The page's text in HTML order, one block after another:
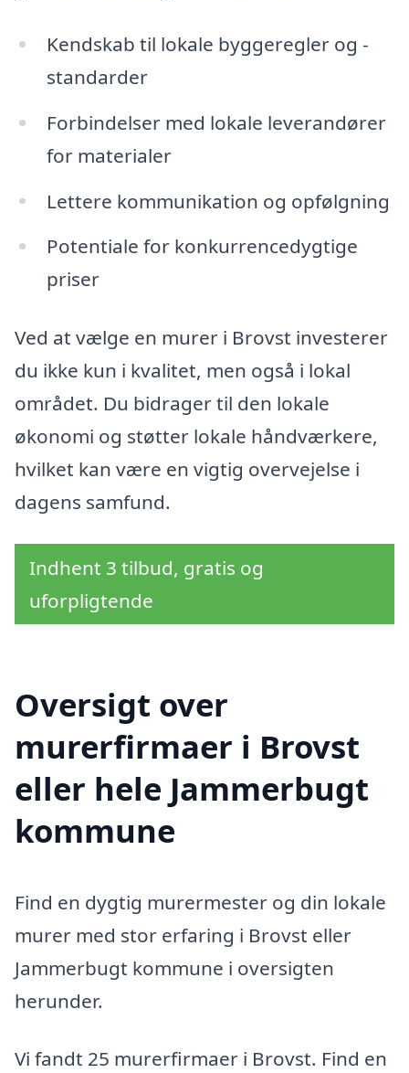
Kendskab til lokale byggeregler og -
standarder
Forbindelser med lokale leverandører
for materialer
Lettere kommunikation og opfølgning
Potentiale for konkurrencedygtige
priser
Ved at vælge en murer i Brovst investerer
du ikke kun i kvalitet, men også i lokal
området. Du bidrager til den lokale
økonomi og støtter lokale håndværkere,
hvilket kan være en vigtig overvejelse i
dagens samfund.
Indhent 3 tilbud, gratis og
uforpligtende
Oversigt over
murerfirmaer i Brovst
eller hele Jammerbugt
kommune
Find en dygtig murermester og din lokale
murer med stor erfaring i Brovst eller
Jammerbugt kommune i oversigten
herunder.
Vi fandt 25 murerfirmaer i Brovst. Find en